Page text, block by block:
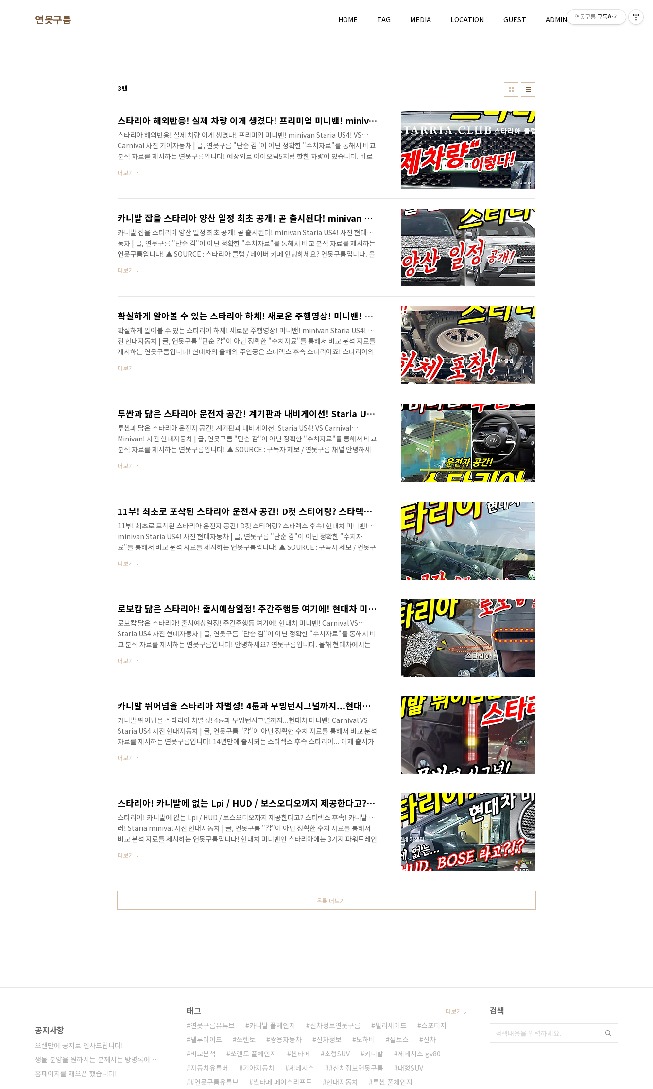
연못구름 HOME TAG MEDIA LOCATION GUEST ADMIN WRITE
3밴
스타리아 해외반응! 실제 차량 이게 생겼다! 프리미엄 미니밴! minivan Staria US4! VS Carnival
스타리아 해외반응! 실제 차량 이게 생겼다! 프리미엄 미니밴! minivan Staria US4! VS
Carnival 사진 기아자동차 | 글, 연못구름 "단순 감"이 아닌 정확한 "수치자료"를 통해서 비교
분석 자료를 제시하는 연못구름입니다! 예상외로 아이오닉5처럼 핫한 차량이 있습니다. 바로
좋다! 반응을 볼 수 있는데, 해외 자동차 매체에서도 예상외로 반응이 뜨겁네요! 고화질 실제 차
가 되고, 예상보다 반응이 뜨겁습니다. 테스트 차량에서 카니발과 비교 조차 하기 힘들다는 반
더보기
카니발 잡을 스타리아 양산 일정 최초 공개! 곧 출시된다! minivan Staria US4!
카니발 잡을 스타리아 양산 일정 최초 공개! 곧 출시된다! minivan Staria US4! 사진 현대자
동차 | 글, 연못구름 "단순 감"이 아닌 정확한 "수치자료"를 통해서 비교 분석 자료를 제시하는
연못구름입니다! ▲ SOURCE : 스타리아 클럽 / 네이버 카페 안녕하세요? 연못구름입니다. 올
되었습니다. 최근까지 3월이 가장 유력한 상황이었는데, 아이오닉5와 겹치면서 지연된다는 소
서는 조금 속상하셨을 것 같은데, 스타렉스의 빠른 소식을 전달하는 스타렉스 클럽에서 양산 일
더보기
확실하게 알아볼 수 있는 스타리아 하체! 새로운 주행영상! 미니밴! 스타렉스 후속 minivan Staria US4!
확실하게 알아볼 수 있는 스타리아 하체! 새로운 주행영상! 미니밴! minivan Staria US4! 사
진 현대자동차 | 글, 연못구름 "단순 감"이 아닌 정확한 "수치자료"를 통해서 비교 분석 자료를
제시하는 연못구름입니다! 현대차의 올해의 주인공은 스타렉스 후속 스타리아죠! 스타리아의
는 영상으로 보시길 추천합니다. 14년 만에 풀체인지가 되는 스타렉스 후속 스타리아에 대한
와 함께 가장 기대가 되는 차량이 스타리아인 것 같네요! 작년 여름부터 스타리아의 소식을 알
더보기
투싼과 닮은 스타리아 운전자 공간! 계기판과 내비게이션! Staria US4! VS Carnival Minivan!
투싼과 닮은 스타리아 운전자 공간! 계기판과 내비게이션! Staria US4! VS Carnival
Minivan! 사진 현대자동차 | 글, 연못구름 "단순 감"이 아닌 정확한 "수치자료"를 통해서 비교
분석 자료를 제시하는 연못구름입니다! ▲ SOURCE : 구독자 제보 / 연못구름 채널 안녕하세
서 빠르게 영상을 준비했습니다. 이전 영상에서는 스타렉스 후속인 스타리아의 운전자 공간 중
발과 비슷한 수준으로 제공될 것 같네요. 아직 못 보신 분들이라면 추천 영상으로 남겨드릴 테
더보기
11부! 최초로 포착된 스타리아 운전자 공간! D컷 스티어링? 스타렉스 후속! 현대차 미니밴! minivan Staria US4!
11부! 최초로 포착된 스타리아 운전자 공간! D컷 스티어링? 스타렉스 후속! 현대차 미니밴!
minivan Staria US4! 사진 현대자동차 | 글, 연못구름 "단순 감"이 아닌 정확한 "수치자
료"를 통해서 비교 분석 자료를 제시하는 연못구름입니다! ▲ SOURCE : 구독자 제보 / 연못구
포착되었습니다. 오래 기다리셨는데 빠르게 보시죠? # 세부적인 내용을 담고 있는 영상으로 보
더보기
로보캅 닮은 스타리아! 출시예상일정! 주간주행등 여기에! 현대차 미니밴! Carnival VS Staria US4
로보캅 닮은 스타리아! 출시예상일정! 주간주행등 여기에! 현대차 미니밴! Carnival VS
Staria US4 사진 현대자동차 | 글, 연못구름 "단순 감"이 아닌 정확한 "수치자료"를 통해서 비
교 분석 자료를 제시하는 연못구름입니다! 안녕하세요? 연못구름입니다. 올해 현대차에서는
의 최신 소식을 알려드리겠습니다. # 세부적인 내용을 담고 있는 영상으로 보시길 추천합니다.
더보기
카니발 뛰어넘을 스타리아 차별성! 4륜과 무빙턴시그널까지...현대차 미니밴! Carnival VS Staria US4
카니발 뛰어넘을 스타리아 차별성! 4륜과 무빙턴시그널까지...현대차 미니밴! Carnival VS
Staria US4 사진 현대자동차 | 글, 연못구름 "감"이 아닌 정확한 수치 자료를 통해서 비교 분석
자료를 제시하는 연못구름입니다! 14년만에 출시되는 스타렉스 후속 스타리아... 이제 출시가
담고 있는 영상으로 보시길 추천합니다.​ 안녕하세요? 연못구름입니다. 어느덧 12월도 10여 일
더보기
스타리아! 카니발에 없는 Lpi / HUD / 보스오디오까지 제공한다고? 스타렉스 후속! 카니발 킬러! Staria minival
스타리아! 카니발에 없는 Lpi / HUD / 보스오디오까지 제공한다고? 스타렉스 후속! 카니발 킬
러! Staria minival 사진 현대자동차 | 글, 연못구름 "감"이 아닌 정확한 수치 자료를 통해서
비교 분석 자료를 제시하는 연못구름입니다! 현대차 미니밴인 스타리아에는 3가지 파워트레인
될 것 같습니다! 이렇다면 카니발과 한판 해볼만하겠죠? # 세부적인 내용을 담고 있는 영상으
과 함께 다양한 신차가 쏟아질 것 같습니다. 다음 ..
더보기
목록 더보기
공지사항
오랜만에 공지로 인사드립니다!
생물 분양을 원하시는 분께서는 방명록에 비밀글⋯
홈페이지를 재오픈 했습니다!
태그
연못구름유튜브 카니발 풀체인지 신차정보연못구름 팰리세이드
스포티지
텔루라이드
쏘렌토 쌍용자동차 신차정보 모하비 셀토스
신차
비교분석
쏘렌토 풀체인지 싼타페 소형SUV 카니발
제네시스 gv80
자동차유튜버
기아자동차 제네시스 #신차정보연못구름
대형SUV
#연못구름유튜브
싼타페 페이스리프트 현대자동차 투싼 풀체인지
더보기 검색
연못구름 구독하기